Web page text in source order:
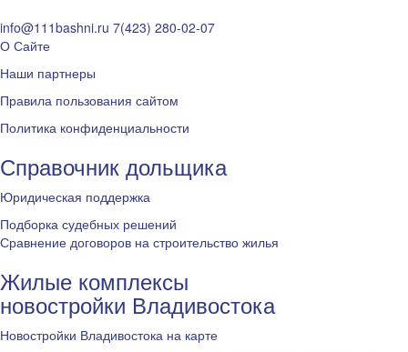
info@111bashni.ru 7(423) 280-02-07
О Сайте
Наши партнеры
Правила пользования сайтом
Политика конфиденциальности
Справочник дольщика
Юридическая поддержка
Подборка судебных решений
Сравнение договоров на строительство жилья
Жилые комплексы
новостройки Владивостока
Новостройки Владивостока на карте